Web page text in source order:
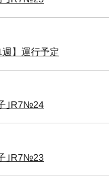
】運行予定
｣R7№24
｣R7№23